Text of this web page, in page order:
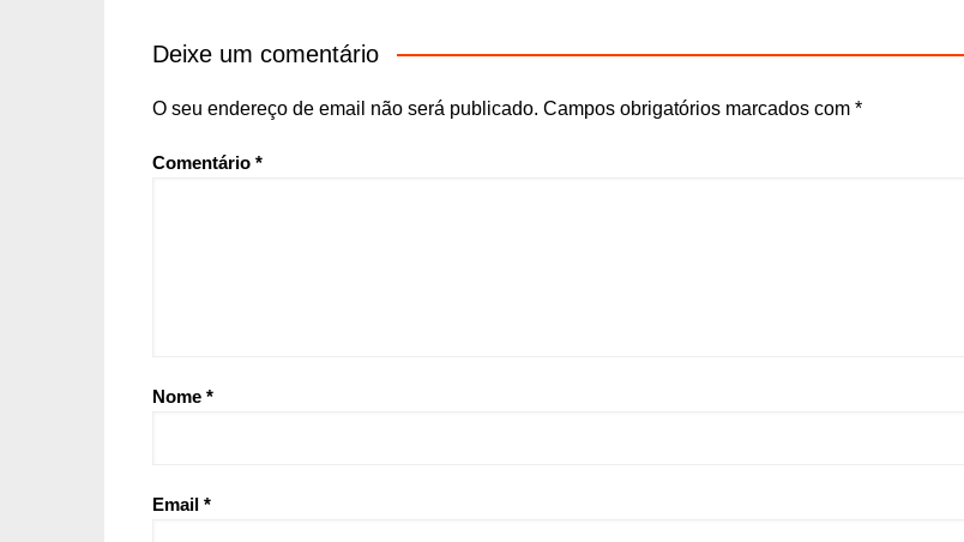
Deixe um comentário
O seu endereço de email não será publicado. Campos obrigatórios marcados com *
Comentário *
Nome *
Email *